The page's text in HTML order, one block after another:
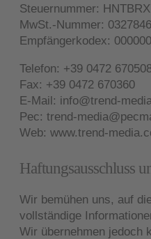
Steuernummer:
MwSt.-Nummer:
Empfängerkodex:
Telefon: +39 0472
Fax: +39 0472 670360
E-Mail: info@trend-
Pec:trend-
Web:www.trend-
Haftungsausschluss
Wir bemühen uns, auf
vollständige
Wir übernehmen jedoch